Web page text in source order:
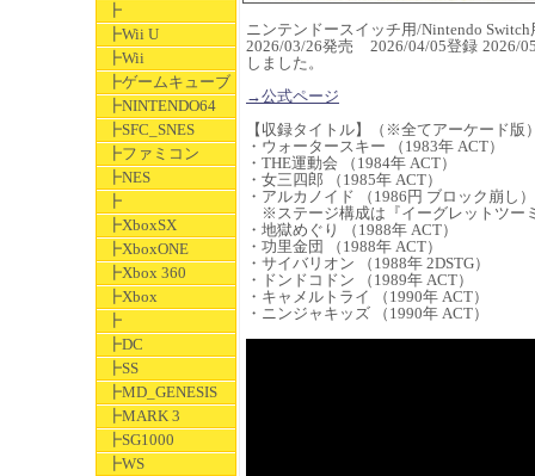
┣
┣Wii U
┣Wii
┣ゲームキューブ
┣NINTENDO64
┣SFC_SNES
┣ファミコン
┣NES
┣
┣XboxSX
┣XboxONE
┣Xbox 360
┣Xbox
┣
┣DC
┣SS
┣MD_GENESIS
┣MARK 3
┣SG1000
┣WS
ニンテンドースイッチ用/Nintendo
2026/03/26発売 2026/04/05登録 2026/
しました。
→公式ページ
【収録タイトル】（※全てアーケード版
・ウォータースキー （1983年 ACT）
・THE運動会 （1984年 ACT）
・女三四郎 （1985年 ACT）
・アルカノイド （1986円 ブロック崩し）
※ステージ構成は『イーグレットツー
・地獄めぐり （1988年 ACT）
・功里金団 （1988年 ACT）
・サイバリオン （1988年 2DSTG）
・ドンドコドン （1989年 ACT）
・キャメルトライ （1990年 ACT）
・ニンジャキッズ （1990年 ACT）